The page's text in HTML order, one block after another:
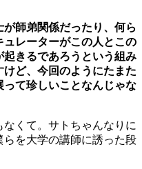
師弟関係だったり、何ら
レーターがこの人とこの
起きるであろうという組み
ど、今回のようにたまた
って珍しいことなんじゃな
くて。サトちゃんなりに
を大学の講師に誘った段